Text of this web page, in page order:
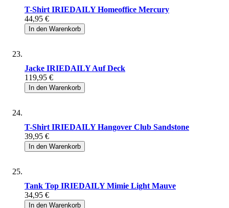
T-Shirt IRIEDAILY Homeoffice Mercury
44,95 €
In den Warenkorb
Jacke IRIEDAILY Auf Deck
119,95 €
In den Warenkorb
T-Shirt IRIEDAILY Hangover Club Sandstone
39,95 €
In den Warenkorb
Tank Top IRIEDAILY Mimie Light Mauve
34,95 €
In den Warenkorb